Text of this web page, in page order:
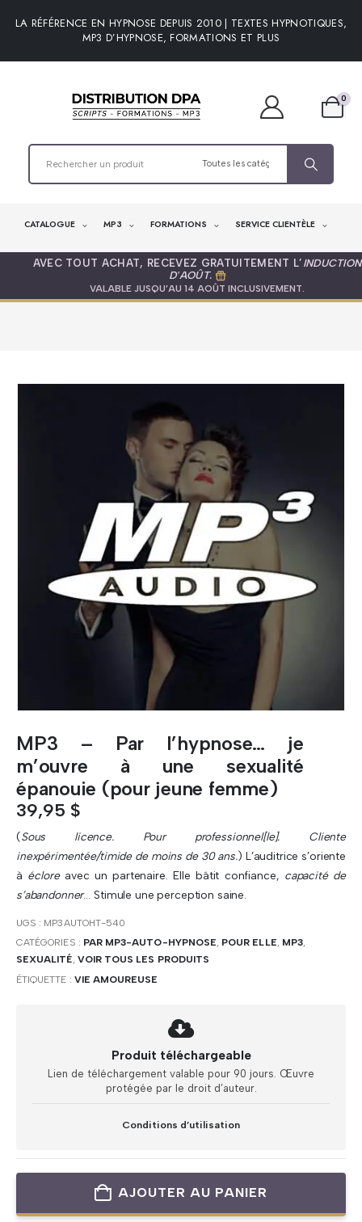
LA RÉFÉRENCE EN HYPNOSE DEPUIS 2010 | TEXTES HYPNOTIQUES,
MP3 D’HYPNOSE, FORMATIONS ET PLUS
0
CATALOGUE MP3 FORMATIONS SERVICE CLIENTÈLE
AVEC TOUT ACHAT, RECEVEZ GRATUITEMENT L’ INDUCTION
D'AOÛT.
VALABLE JUSQU’AU 14 AOÛT INCLUSIVEMENT.
MP3 – Par l’hypnose… je
m’ouvre à une sexualité
épanouie (pour jeune femme)
39,95 $
(Sous licence. Pour professionnel[le]. Cliente
inexpérimentée/timide de moins de 30 ans.) L’auditrice s’oriente
à écloreavec un partenaire. Elle bâtit confiance, capacité de
s’abandonner… Stimule une perception saine.
UGS : MP3AUTOHT-540
CATÉGORIES : PAR MP3-AUTO-HYPNOSE, POUR ELLE, MP3,
SEXUALITÉ, VOIR TOUS LES PRODUITS
ÉTIQUETTE : VIE AMOUREUSE
Produit téléchargeable
Lien de téléchargement valable pour 90 jours. Œuvre
protégée par le droit d’auteur.
Conditions d’utilisation
AJOUTER AU PANIER